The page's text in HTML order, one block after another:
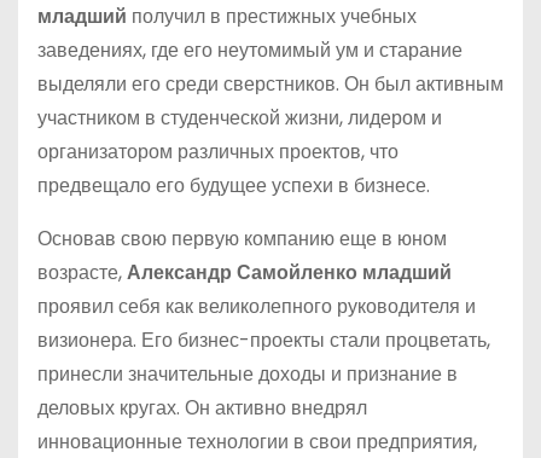
младший получил в престижных учебных
заведениях, где его неутомимый ум и старание
выделяли его среди сверстников. Он был активным
участником в студенческой жизни, лидером и
организатором различных проектов, что
предвещало его будущее успехи в бизнесе.
Основав свою первую компанию еще в юном
возрасте,Александр Самойленко младший
проявил себя как великолепного руководителя и
визионера. Его бизнес-проекты стали процветать,
принесли значительные доходы и признание в
деловых кругах. Он активно внедрял
инновационные технологии в свои предприятия,